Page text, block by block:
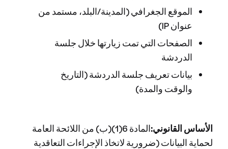
الموقع الجغرافي (المدينة/البلد، مستمد من
عنوان IP)
الصفحات التي تمت زيارتها خلال جلسة
الدردشة
بيانات تعريف جلسة الدردشة (التاريخ
والوقت والمدة)
الأساس القانوني:
المادة 6(1)(ب) من اللائحة العامة
لحماية البيانات (ضرورية لاتخاذ الإجراءات التعاقدية